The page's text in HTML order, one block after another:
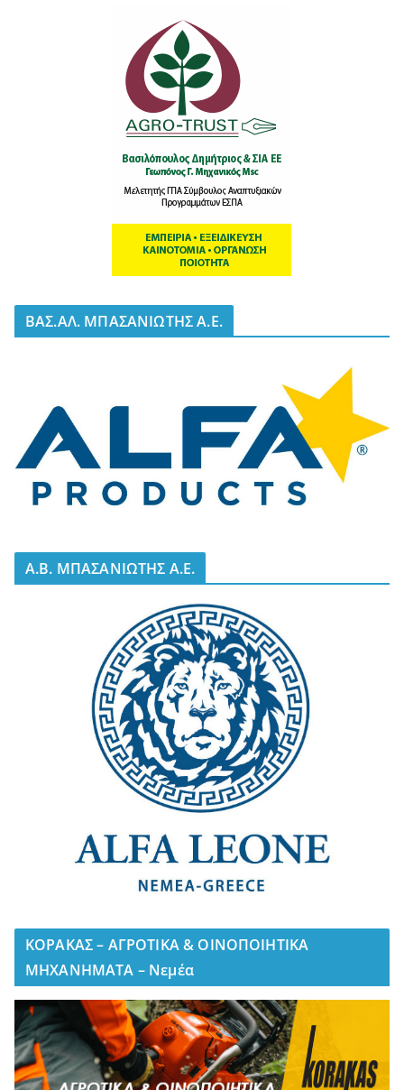
BΑΣ.ΑΛ. ΜΠΑΣΑΝΙΩΤΗΣ Α.Ε.
A.B. ΜΠΑΣΑΝΙΩΤΗΣ Α.Ε.
ΚΟΡΑΚΑΣ – ΑΓΡΟΤΙΚΑ & ΟΙΝΟΠΟΙΗΤΙΚΑ
ΜΗΧΑΝΗΜΑΤΑ – Νεμέα